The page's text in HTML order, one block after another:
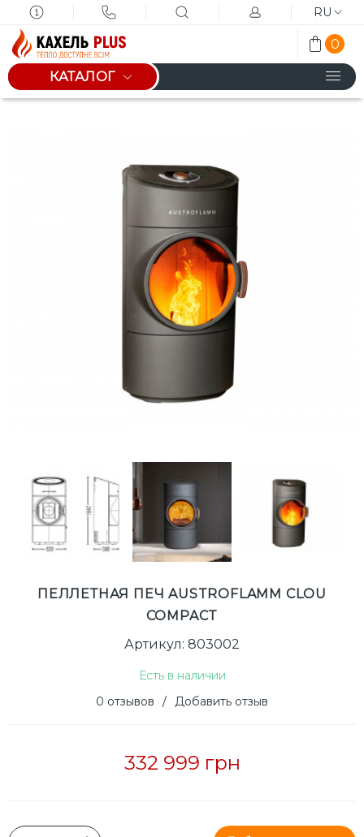
RU
0
КАТАЛОГ
ПЕЛЛЕТНАЯ ПЕЧ AUSTROFLAMM CLOU
COMPACT
Артикул: 803002
Есть в наличии
0 отзывов
/ Добавить отзыв
332 999 грн